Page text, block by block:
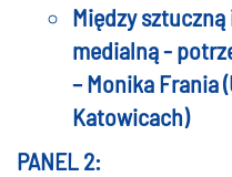
Między
medialną -
– Monika Frania
Katowicach)
PANEL 2: